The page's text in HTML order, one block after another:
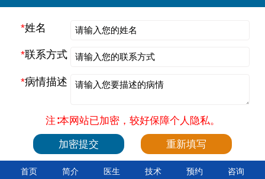
*姓名
*联系方式
*病情描述
注∶本网站已加密，较好保障个人隐私。
首页 简介 医生 技术 预约 咨询